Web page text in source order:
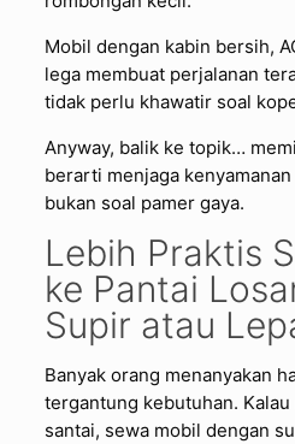
Mobil dengan kabin bersih,
lega membuat perjalanan
tidak perlu khawatir soal
Anyway, balik ke topik…
berarti menjaga
bukan soal pamer gaya.
Lebih Praktis
ke Pantai
Supir atau
Banyak orang menanyakan
tergantung kebutuhan.
santai, sewa mobil dengan